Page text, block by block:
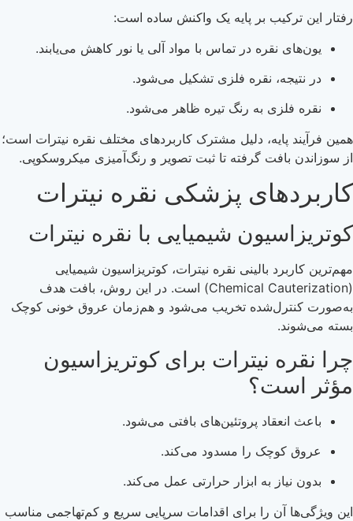
رفتار این ترکیب بر پایه یک واکنش ساده است:
یون‌های نقره در تماس با مواد آلی یا نور کاهش می‌یابند.
در نتیجه، نقره فلزی تشکیل می‌شود.
نقره فلزی به رنگ تیره ظاهر می‌شود.
همین فرآیند پایه، دلیل مشترک کاربردهای مختلف نقره نیترات است؛
از سوزاندن بافت گرفته تا ثبت تصویر و رنگ‌آمیزی میکروسکوپی.
کاربردهای پزشکی نقره نیترات
کوتریزاسیون شیمیایی با نقره نیترات
مهم‌ترین کاربرد بالینی نقره نیترات، کوتریزاسیون شیمیایی
(Chemical Cauterization) است. در این روش، بافت هدف
به‌صورت کنترل‌شده تخریب می‌شود و هم‌زمان عروق خونی کوچک
بسته می‌شوند.
چرا نقره نیترات برای کوتریزاسیون
مؤثر است؟
باعث انعقاد پروتئین‌های بافتی می‌شود.
عروق کوچک را مسدود می‌کند.
بدون نیاز به ابزار حرارتی عمل می‌کند.
این ویژگی‌ها آن را برای اقدامات سرپایی سریع و کم‌تهاجمی مناسب